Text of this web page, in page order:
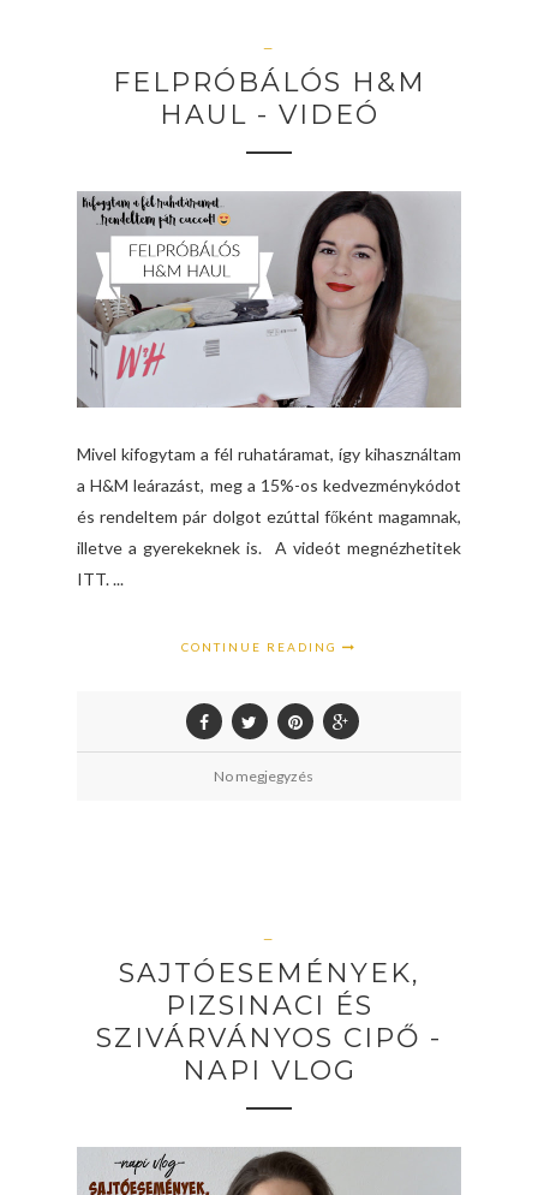
—
FELPRÓBÁLÓS H&M
HAUL - VIDEÓ
Mivel kifogytam a fél ruhatáramat, így kihasználtam
a H&M leárazást, meg a 15%-os kedvezménykódot
és rendeltem pár dolgot ezúttal főként magamnak,
illetve a gyerekeknek is. A videót megnézhetitek
ITT. ...
CONTINUE READING
No megjegyzés
—
SAJTÓESEMÉNYEK,
PIZSINACI ÉS
SZIVÁRVÁNYOS CIPŐ -
NAPI VLOG